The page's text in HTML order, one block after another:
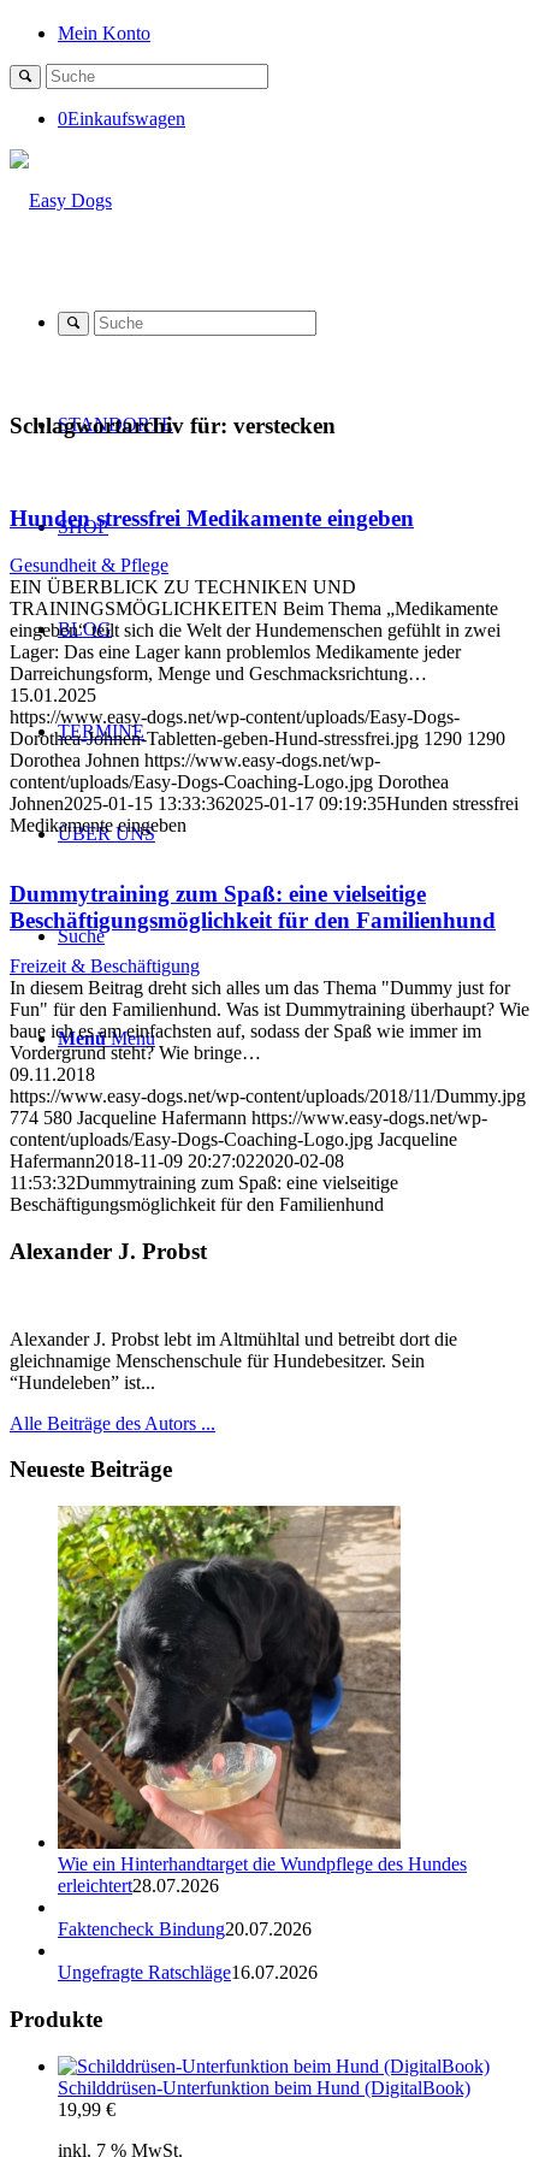
Mein Konto
0Einkaufswagen
STANDORTE
SHOP
BLOG
TERMINE
ÜBER UNS
Suche
Menü Menü
Schlagwortarchiv für: verstecken
Hunden stressfrei Medikamente eingeben
Gesundheit & Pflege
EIN ÜBERBLICK ZU TECHNIKEN UND
TRAININGSMÖGLICHKEITEN Beim Thema „Medikamente
eingeben“ teilt sich die Welt der Hundemenschen gefühlt in zwei
Lager: Das eine Lager kann problemlos Medikamente jeder
Darreichungsform, Menge und Geschmacksrichtung…
15.01.2025
https://www.easy-dogs.net/wp-content/uploads/Easy-Dogs-
Dorothea-Johnen-Tabletten-geben-Hund-stressfrei.jpg 1290 1290
Dorothea Johnen https://www.easy-dogs.net/wp-
content/uploads/Easy-Dogs-Coaching-Logo.jpg Dorothea
Johnen2025-01-15 13:33:362025-01-17 09:19:35Hunden stressfrei
Medikamente eingeben
Dummytraining zum Spaß: eine vielseitige
Beschäftigungsmöglichkeit für den Familienhund
Freizeit & Beschäftigung
In diesem Beitrag dreht sich alles um das Thema "Dummy just for
Fun" für den Familienhund. Was ist Dummytraining überhaupt? Wie
baue ich es am einfachsten auf, sodass der Spaß wie immer im
Vordergrund steht? Wie bringe…
09.11.2018
https://www.easy-dogs.net/wp-content/uploads/2018/11/Dummy.jpg
774 580 Jacqueline Hafermann https://www.easy-dogs.net/wp-
content/uploads/Easy-Dogs-Coaching-Logo.jpg Jacqueline
Hafermann2018-11-09 20:27:022020-02-08
11:53:32Dummytraining zum Spaß: eine vielseitige
Beschäftigungsmöglichkeit für den Familienhund
Alexander J. Probst
Alexander J. Probst lebt im Altmühltal und betreibt dort die
gleichnamige Menschenschule für Hundebesitzer. Sein
“Hundeleben” ist...
Alle Beiträge des Autors ...
Neueste Beiträge
Wie ein Hinterhandtarget die Wundpflege des Hundes
erleichtert28.07.2026
Faktencheck Bindung20.07.2026
Ungefragte Ratschläge16.07.2026
Produkte
Schilddrüsen-Unterfunktion beim Hund (DigitalBook)
19,99 €
inkl. 7 % MwSt.